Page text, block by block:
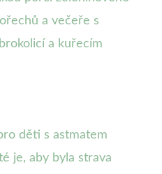
a večeře s
a kuřecím
děti s astmatem
je, aby byla strava